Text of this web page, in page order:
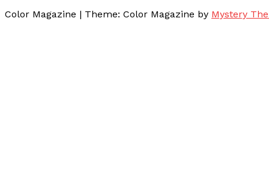
Color Magazine | Theme: Color Magazine by Mystery